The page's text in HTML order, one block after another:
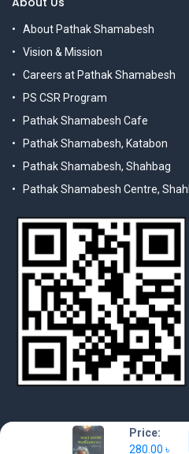
Price:
280.00 ৳
About Pathak Shamabesh
Vision & Mission
Careers at Pathak Shamabesh
PS CSR Program
Pathak Shamabesh Cafe
Pathak Shamabesh, Katabon
Pathak Shamabesh, Shahbag
Pathak Shamabesh Centre,